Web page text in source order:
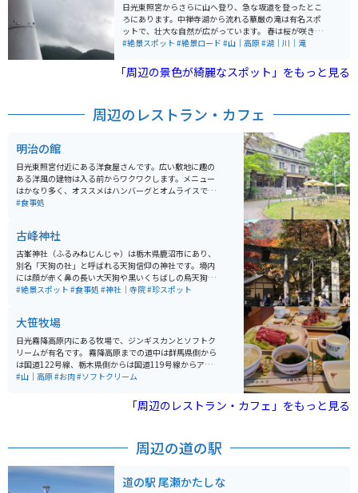
日光東照宮からさらに山へ登り、急な坂道を登ったとこ
ろにあります。中禅寺湖から流れる華厳の滝は有名スポ
ットで、壮大な自然が広がっています。 春は桜が咲き誇
り、夏には青々とした木々が生茂り、秋は紅葉で山一面
#絶景スポット #絶景ロード #山｜高原#湖｜川｜滝
「周辺の景色が綺麗なスポット」をもっと見る
周辺のレストラン・カフェ
明治の館
日光東照宮付近にある洋食屋さんです。広い敷地に趣の
ある洋風の建物は入る前からワクワクします。メニュー
はかなり多く、オススメはハンバーグとオムライスで
す。昔ながらの味わいで、明治時代にタイムスリッフし
は持ち帰りもあるので、自宅でも楽しめます。
#食事処
古峰神社
古峯神社（ふるみねじんじゃ）は栃木県鹿沼市にあり、
別名「天狗の社」と呼ばれる天狗信仰の神社です。境内
には顔が赤く鼻の長い大天狗や黒いくちばしの烏天狗な
ど所狭しとたくさんの天狗様が飾られています。 川の向
紅葉の名所として知られています。
#絶景スポット #食事処 #神社｜寺院#珍スポット
大笹牧場
日光霧降高原内にある牧場で、ジンギスカンとソフトク
リームが有名です。 霧降高原までの道中は群馬県側から
は国道122号線、栃木県側からは国道119号線からアク
セス出来ます。駐車場も広いです。 周辺には、日光東照
セスするワインディングロードなどツーリングスポット
#山｜高原#お肉#ソフトクリーム
「周辺のレストラン・カフェ」をもっと見る
周辺の道の駅
道の駅 尾瀬かたしな